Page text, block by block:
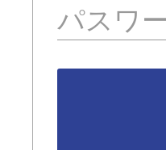
パスワ